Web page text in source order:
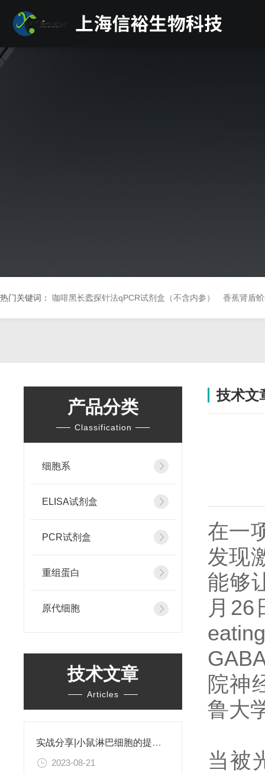
热门关键词： 咖啡黑长蠹探针法qPCR试剂盒（不含内参） 香蕉肾盾
产品分类
Classification
细胞系
ELISA试剂盒
PCR试剂盒
重组蛋白
原代细胞
技术文章
Articles
实战分享|小鼠淋巴细胞的提取和分选之经验小结
2023-08-21
技术文
在一
发现
能够
月26
院神
鲁大
当被